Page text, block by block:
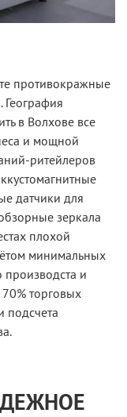
противокражные
в Волхове все
и мощной
ритейлеров
датчики для
зеркала
плохой
минимальных
производста и
торговых
подсчета